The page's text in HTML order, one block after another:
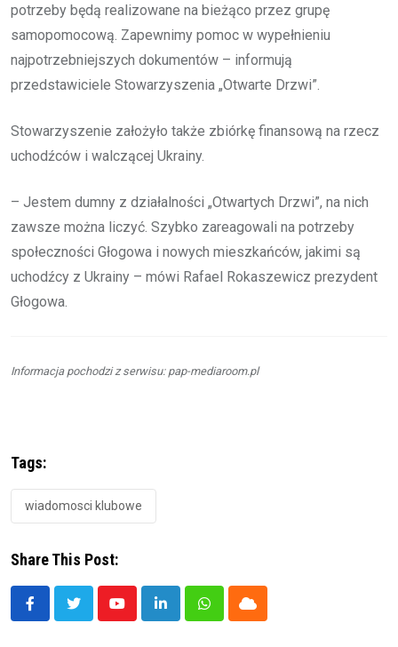
potrzeby będą realizowane na bieżąco przez grupę
samopomocową. Zapewnimy pomoc w wypełnieniu
najpotrzebniejszych dokumentów – informują
przedstawiciele Stowarzyszenia „Otwarte Drzwi”.
Stowarzyszenie założyło także zbiórkę finansową na rzecz
uchodźców i walczącej Ukrainy.
– Jestem dumny z działalności „Otwartych Drzwi”, na nich
zawsze można liczyć. Szybko zareagowali na potrzeby
społeczności Głogowa i nowych mieszkańców, jakimi są
uchodźcy z Ukrainy – mówi Rafael Rokaszewicz prezydent
Głogowa.
Informacja pochodzi z serwisu: pap-mediaroom.pl
Tags:
wiadomosci klubowe
Share This Post:
YoutubeLinkedInWhatsappCloud